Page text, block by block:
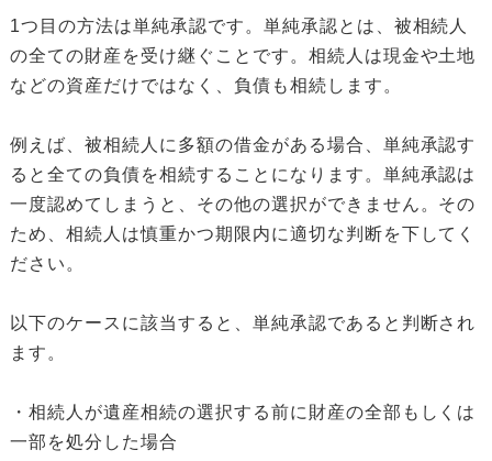
1つ目の方法は単純承認です。単純承認とは、被相続人
の全ての財産を受け継ぐことです。相続人は現金や土地
などの資産だけではなく、負債も相続します。
例えば、被相続人に多額の借金がある場合、単純承認す
ると全ての負債を相続することになります。単純承認は
一度認めてしまうと、その他の選択ができません。その
ため、相続人は慎重かつ期限内に適切な判断を下してく
ださい。
以下のケースに該当すると、単純承認であると判断され
ます。
・相続人が遺産相続の選択する前に財産の全部もしくは
一部を処分した場合